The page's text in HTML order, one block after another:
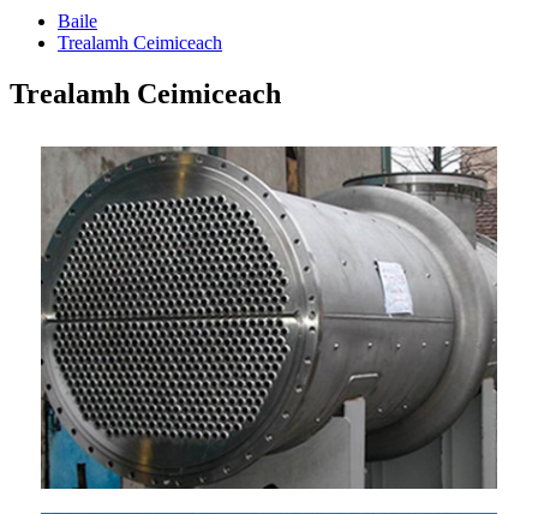
Baile
Trealamh Ceimiceach
Trealamh Ceimiceach